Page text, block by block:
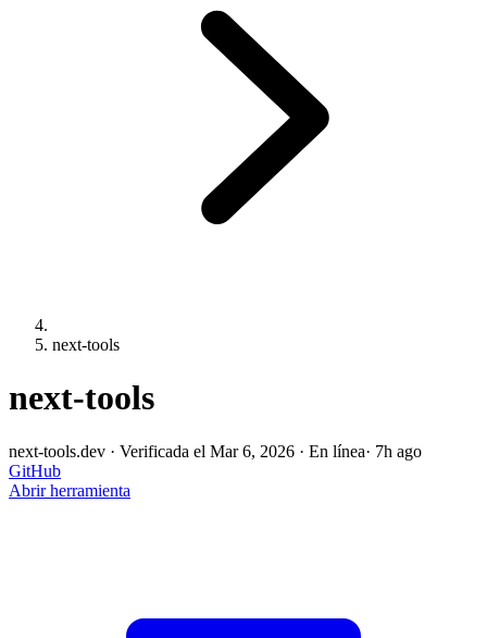
next-tools
next-tools
next-tools.dev · Verificada el Mar 6, 2026 · En línea· 7h ago
GitHub
Abrir herramienta